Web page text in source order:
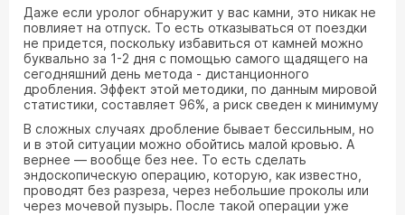
Даже если уролог обнаружит у вас камни, это никак не
повлияет на отпуск. То есть отказываться от поездки
не придется, поскольку избавиться от камней можно
буквально за 1-2 дня с помощью самого щадящего на
сегодняшний день метода - дистанционного
дробления. Эффект этой методики, по данным мировой
статистики, составляет 96%, а риск сведен к минимуму
В сложных случаях дробление бывает бессильным, но
и в этой ситуации можно обойтись малой кровью. А
вернее — вообще без нее. То есть сделать
эндоскопическую операцию, которую, как известно,
проводят без разреза, через небольшие проколы или
через мочевой пузырь. После такой операции уже